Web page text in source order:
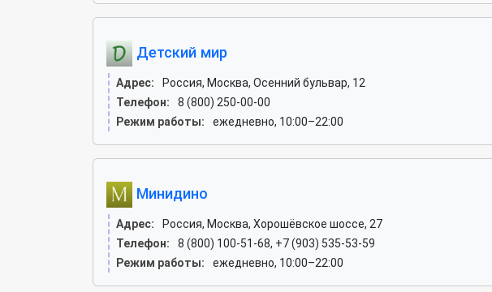
Детский мир
Адрес:
Россия, Москва, Осенний бульвар, 12
Телефон:
8 (800) 250-00-00
Режим работы:
ежедневно, 10:00–22:00
Минидино
Адрес:
Россия, Москва, Хорошёвское шоссе, 27
Телефон:
8 (800) 100-51-68, +7 (903) 535-53-59
Режим работы:
ежедневно, 10:00–22:00